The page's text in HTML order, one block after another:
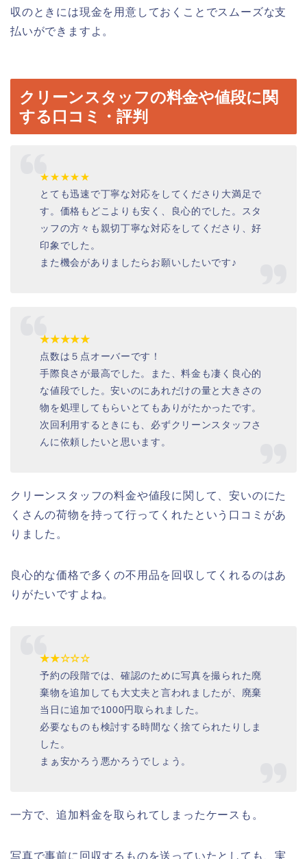
収のときには現金を用意しておくことでスムーズな支
払いができますよ。
クリーンスタッフの料金や値段に関
する口コミ・評判
★★★★★
とても迅速で丁寧な対応をしてくださり大満足で
す。価格もどこよりも安く、良心的でした。スタ
ッフの方々も親切丁寧な対応をしてくださり、好
印象でした。
また機会がありましたらお願いしたいです♪
★★★★★
点数は５点オーバーです！
手際良さが最高でした。また、料金も凄く良心的
な値段でした。安いのにあれだけの量と大きさの
物を処理してもらいとてもありがたかったです。
次回利用するときにも、必ずクリーンスタッフさ
んに依頼したいと思います。
クリーンスタッフの料金や値段に関して、安いのにた
くさんの荷物を持って行ってくれたという口コミがあ
りました。
良心的な価格で多くの不用品を回収してくれるのはあ
りがたいですよね。
★★☆☆☆
予約の段階では、確認のために写真を撮られた廃
棄物を追加しても大丈夫と言われましたが、廃棄
当日に追加で1000円取られました。
必要なものも検討する時間なく捨てられたりしま
した。
まぁ安かろう悪かろうでしょう。
一方で、追加料金を取られてしまったケースも。
写真で事前に回収するものを送っていたとしても、実